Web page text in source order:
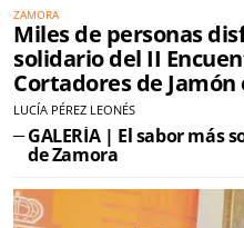
ZAMORA
Miles de personas
solidario del II
Cortadores de Jamón
LUCÍA PÉREZ LEONÉS
GALERÍA | El sabor más
de Zamora